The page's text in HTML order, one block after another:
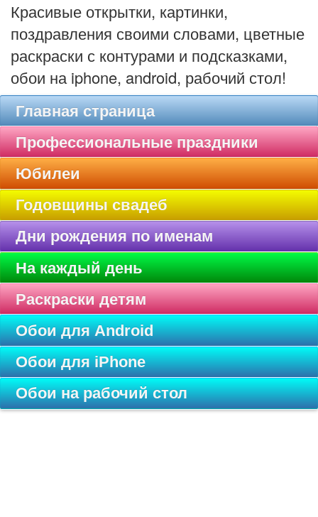
Красивые открытки, картинки,
поздравления своими словами, цветные
раскраски с контурами и подсказками,
обои на iphone, android, рабочий стол!
Главная страница
Профессиональные праздники
Юбилеи
Годовщины свадеб
Дни рождения по именам
На каждый день
Раскраски детям
Обои для Android
Обои для iPhone
Обои на рабочий стол